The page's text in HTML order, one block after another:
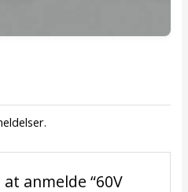
anmelde “60V